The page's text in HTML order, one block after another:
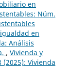
en
Núm.
en
Análisis
, Vivienda y
Vivienda